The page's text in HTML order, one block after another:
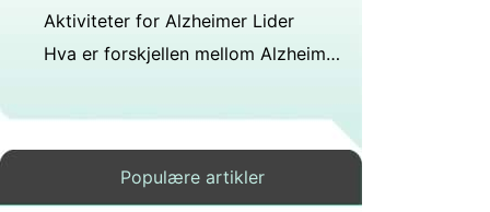
Aktiviteter for Alzheimer Lider
Hva er forskjellen mellom Alzheimers og demens ?
Populære artikler